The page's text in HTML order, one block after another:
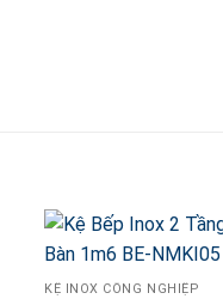
KỆ INOX CÔNG NGHIỆP